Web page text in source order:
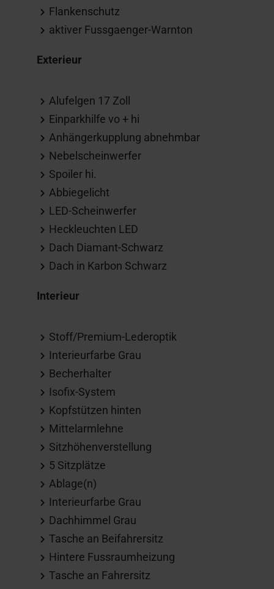
Flankenschutz
aktiver Fussgaenger-Warnton
Exterieur
Alufelgen 17 Zoll
Einparkhilfe vo + hi
Anhängerkupplung abnehmbar
Nebelscheinwerfer
Spoiler hi.
Abbiegelicht
LED-Scheinwerfer
Heckleuchten LED
Dach Diamant-Schwarz
Dach in Karbon Schwarz
Interieur
Stoff/Premium-Lederoptik
Interieurfarbe Grau
Becherhalter
Isofix-System
Kopfstützen hinten
Mittelarmlehne
Sitzhöhenverstellung
5 Sitzplätze
Ablage(n)
Interieurfarbe Grau
Dachhimmel Grau
Tasche an Beifahrersitz
Hintere Fussraumheizung
Tasche an Fahrersitz